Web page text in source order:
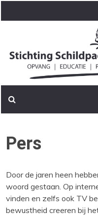
to
Pers
Door de jaren heen
woord gestaan. Op
vinden en zelfs ook TV
bewustheid creeren bij